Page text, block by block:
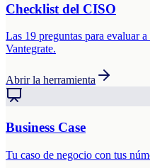
Checklist del CISO
Las 19 preguntas para evaluar
Vantegrate.
Abrir la herramienta
Business Case
Tu caso de negocio con tus